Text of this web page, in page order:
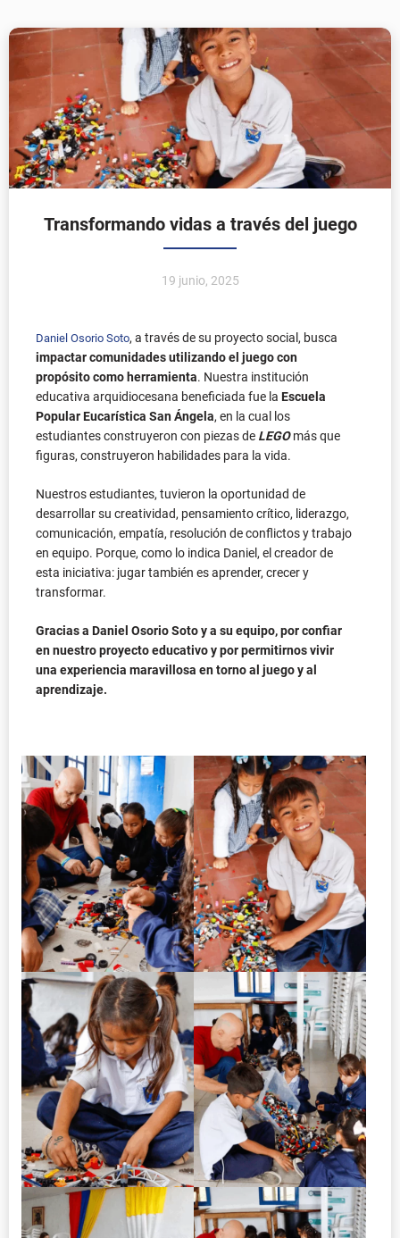
Transformando vidas a través del juego
19 junio, 2025
Daniel Osorio Soto, a través de su proyecto social, busca
impactar comunidades utilizando el juego con
propósito como herramienta. Nuestra institución
educativa arquidiocesana beneficiada fue la Escuela
Popular Eucarística San Ángela, en la cual los
estudiantes construyeron con piezas de LEGOmás que
figuras, construyeron habilidades para la vida.
Nuestros estudiantes, tuvieron la oportunidad de
desarrollar su creatividad, pensamiento crítico, liderazgo,
comunicación, empatía, resolución de conflictos y trabajo
en equipo. Porque, como lo indica Daniel, el creador de
esta iniciativa: jugar también es aprender, crecer y
transformar.
Gracias a Daniel Osorio Soto y a su equipo, por confiar
en nuestro proyecto educativo y por permitirnos vivir
una experiencia maravillosa en torno al juego y al
aprendizaje.